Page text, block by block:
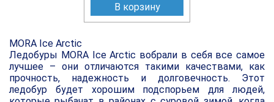
В корзину
MORA Ice Arctic
Ледобуры MORA Ice Arctic вобрали в себя все самое
лучшее – они отличаются такими качествами, как
прочность, надежность и долговечность. Этот
ледобур будет хорошим подспорьем для людей,